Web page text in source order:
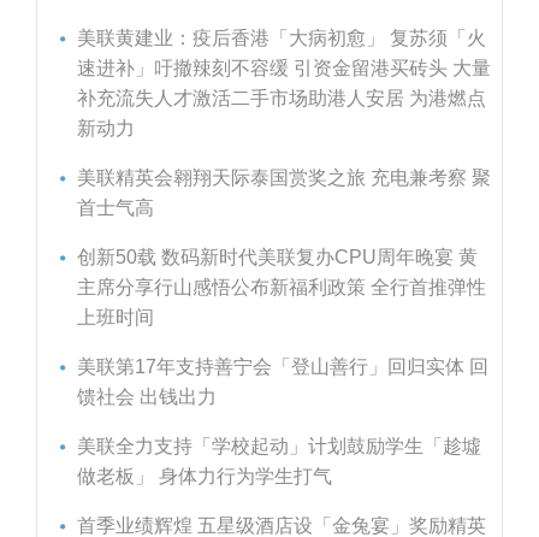
美联黄建业：疫后香港「大病初愈」 复苏须「火
速进补」吁撤辣刻不容缓 引资金留港买砖头 大量
补充流失人才激活二手市场助港人安居 为港燃点
新动力
美联精英会翱翔天际泰国赏奖之旅 充电兼考察 聚
首士气高
创新50载 数码新时代美联复办CPU周年晚宴 黄
主席分享行山感悟公布新福利政策 全行首推弹性
上班时间
美联第17年支持善宁会「登山善行」回归实体 回
馈社会 出钱出力
美联全力支持「学校起动」计划鼓励学生「趁墟
做老板」 身体力行为学生打气
首季业绩辉煌 五星级酒店设「金兔宴」奖励精英